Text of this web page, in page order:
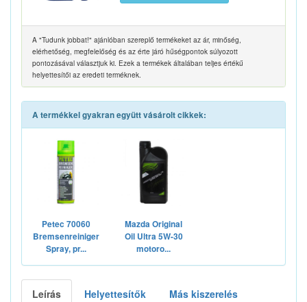
A "Tudunk jobbat!" ajánlóban szereplő termékeket az ár, minőség,
elérhetőség, megfelelőség és az érte járó hűségpontok súlyozott
pontozásával választjuk ki. Ezek a termékek általában teljes értékű
helyettesítői az eredeti terméknek.
A termékkel gyakran együtt vásárolt cikkek:
Petec 70060
Bremsenreiniger
Spray, pr...
Mazda Original
Oil Ultra 5W-30
motoro...
Leírás Helyettesítők Más kiszerelés